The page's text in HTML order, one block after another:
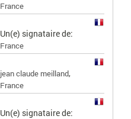
France
Un(e) signataire de:
France
jean claude meilland,
France
Un(e) signataire de: